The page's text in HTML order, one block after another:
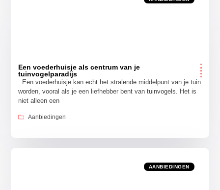
Een voederhuisje als centrum van je
tuinvogelparadijs
Een voederhuisje kan echt het stralende middelpunt van je tuin
worden, vooral als je een liefhebber bent van tuinvogels. Het is
niet alleen een
Aanbiedingen
AANBIEDINGEN